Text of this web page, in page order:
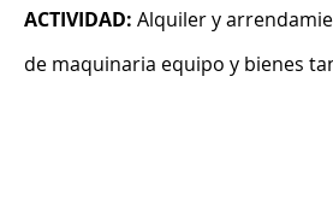
ACTIVIDAD: Alquiler y
de maquinaria equipo y bienes